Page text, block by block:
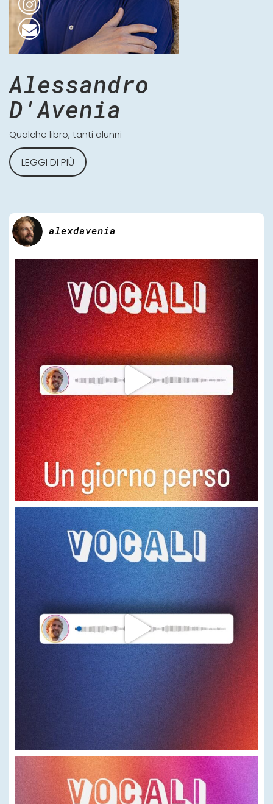
Alessandro
D'Avenia
Qualche libro, tanti alunni
LEGGI DI PIÙ
alexdavenia